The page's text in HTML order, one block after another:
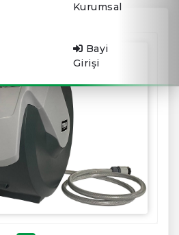
Kurumsal
Bayi
Girişi